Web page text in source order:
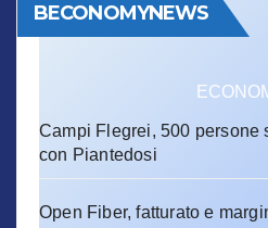
BECONOMYNEWS
Campi Flegrei, 500 persone
con Piantedosi
Open Fiber, fatturato e